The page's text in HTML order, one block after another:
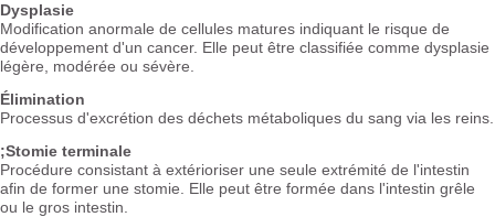
Dysplasie
Modification anormale de cellules matures indiquant le risque de
développement d'un cancer. Elle peut être classifiée comme dysplasie
légère, modérée ou sévère.
Élimination
Processus d'excrétion des déchets métaboliques du sang via les reins.
;Stomie terminale
Procédure consistant à extérioriser une seule extrémité de l'intestin
afin de former une stomie. Elle peut être formée dans l'intestin grêle
ou le gros intestin.